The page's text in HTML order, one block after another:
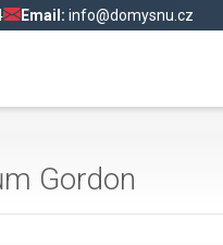
Email: info@domysnu.cz
Gordon